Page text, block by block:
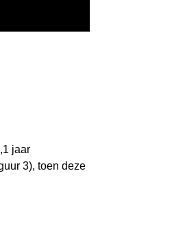
jaar
3), toen deze